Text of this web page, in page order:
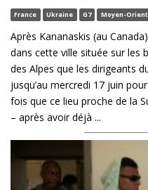
France Ukraine G7 Moyen-Orient
Après Kananaskis (au
dans cette ville située sur
des Alpes que les dirigeants
jusqu’au mercredi 17 juin
fois que ce lieu proche de la
– après avoir déjà ...